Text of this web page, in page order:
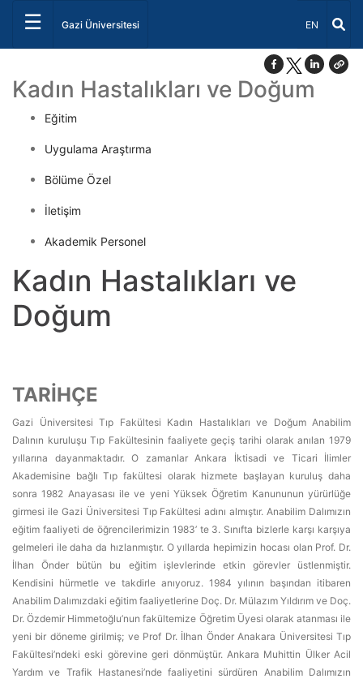
☰ Gazi Üniversitesi Dil Seçiniz
EN
Kadın Hastalıkları ve Doğum
Eğitim
Uygulama Araştırma
Bölüme Özel
İletişim
Akademik Personel
Kadın Hastalıkları ve
Doğum
TARİHÇE
Gazi Üniversitesi Tıp Fakültesi Kadın Hastalıkları ve Doğum Anabilim
Dalının kuruluşu Tıp Fakültesinin faaliyete geçiş tarihi olarak anılan 1979
yıllarına dayanmaktadır. O zamanlar Ankara İktisadi ve Ticari İlimler
Akademisine bağlı Tıp fakültesi olarak hizmete başlayan kuruluş daha
sonra 1982 Anayasası ile ve yeni Yüksek Öğretim Kanununun yürürlüğe
girmesi ile Gazi Üniversitesi Tıp Fakültesi adını almıştır. Anabilim Dalımızın
eğitim faaliyeti de öğrencilerimizin 1983’ te 3. Sınıfta bizlerle karşı karşıya
gelmeleri ile daha da hızlanmıştır. O yıllarda hepimizin hocası olan Prof. Dr.
İlhan Önder bütün bu eğitim işlevlerinde etkin görevler üstlenmiştir.
Kendisini hürmetle ve takdirle anıyoruz. 1984 yılının başından itibaren
Anabilim Dalımızdaki eğitim faaliyetlerine Doç. Dr. Mülazım Yıldırım ve Doç.
Dr. Özdemir Himmetoğlu’nun fakültemize Öğretim Üyesi olarak atanması ile
yeni bir döneme girilmiş; ve Prof Dr. İlhan Önder Anakara Üniversitesi Tıp
Fakültesi’ndeki eski görevine geri dönmüştür. Ankara Muhittin Ülker Acil
Yardım ve Trafik Hastanesi’nde faaliyetini sürdüren Anabilim Dalımızın